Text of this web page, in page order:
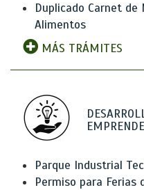
Duplicado Carnet de
Alimentos
MÁS TRÁMITES
Parque Industrial
Permiso para Ferias